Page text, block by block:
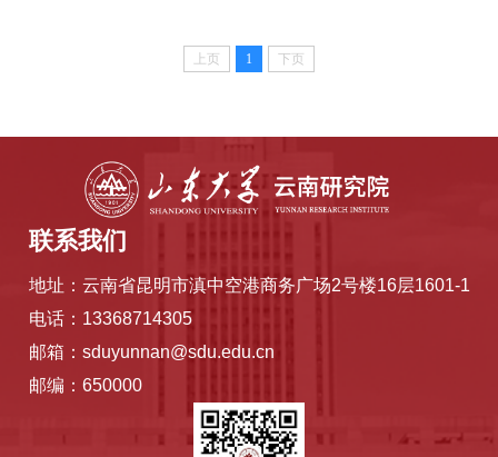
上页 1 下页
联系我们
地址：云南省昆明市滇中空港商务广场2号楼16层1601-1
电话：13368714305
邮箱：sduyunnan@sdu.edu.cn
邮编：650000